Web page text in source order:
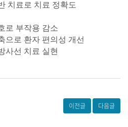
치료로 치료 정확도
로 부작용 감소
으로 환자 편의성 개선
사선 치료 실현
이전글
다음글